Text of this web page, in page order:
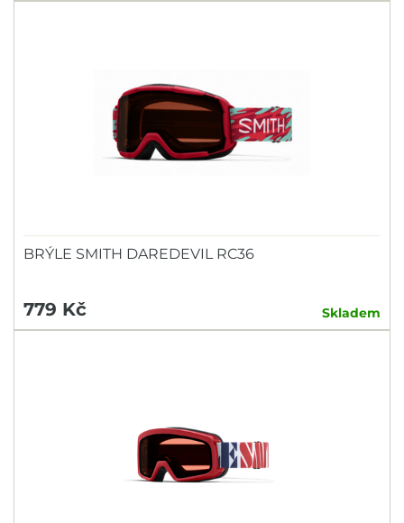
BRÝLE SMITH DAREDEVIL RC36
779 Kč Skladem